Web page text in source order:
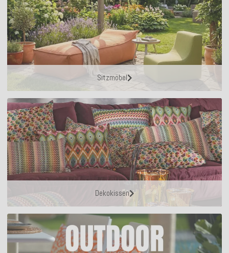
Sitzmöbel
Dekokissen